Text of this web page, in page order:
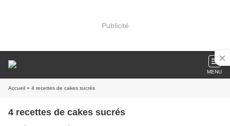
Publicité
MENU
Accueil » 4 recettes de cakes sucrés
4 recettes de cakes sucrés